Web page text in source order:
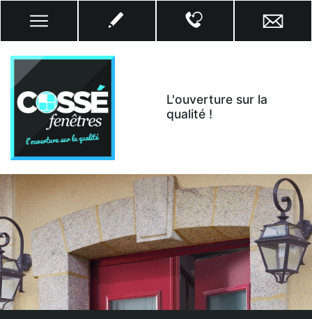
L'ouverture sur la
qualité !